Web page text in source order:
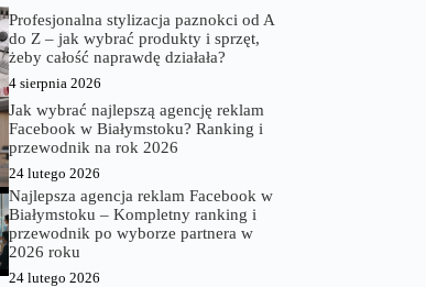
Profesjonalna stylizacja paznokci od A
do Z – jak wybrać produkty i sprzęt,
żeby całość naprawdę działała?
4 sierpnia 2026
Jak wybrać najlepszą agencję reklam
Facebook w Białymstoku? Ranking i
przewodnik na rok 2026
24 lutego 2026
Najlepsza agencja reklam Facebook w
Białymstoku – Kompletny ranking i
przewodnik po wyborze partnera w
2026 roku
24 lutego 2026